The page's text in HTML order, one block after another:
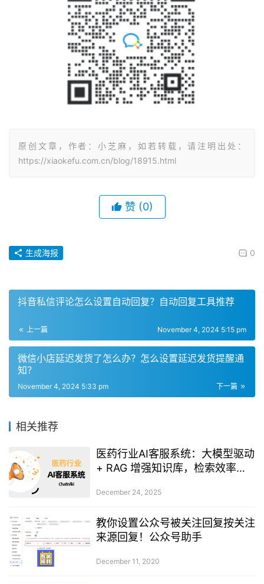
原创文章，作者：小芝麻，如若转载，请注明出处：
https://xiaokefu.com.cn/blog/18915.html
赞 (0)
0
生成海报
抖音私信评论怎么设置自动回复？自动回复工具推荐
上一篇 November 4, 2024 5:15 pm
微信小店延迟发货了怎么办？怎么设置延迟发货提醒通
知？
下一篇
November 4, 2024 5:33 pm
相关推荐
医药行业AI客服系统：大模型驱动
+ RAG 增强知识库，检索效率翻
December 24, 2025
教你设置公众号被关注回复按关注
来源回复！公众号助手
December 11, 2020